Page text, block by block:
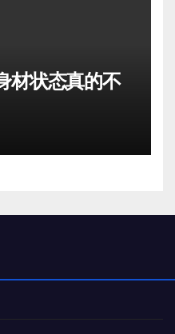
材状态真的不